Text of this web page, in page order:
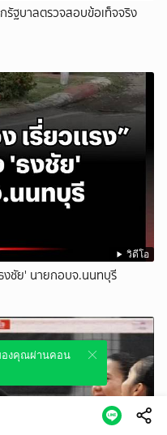
รัฐบาลตรวจสอบข้อเท็จจริง
วิดีโอ
งชัย' นายกอบจ.นนทบุรี
ต์นี้บน
องคุณผ่านคอน